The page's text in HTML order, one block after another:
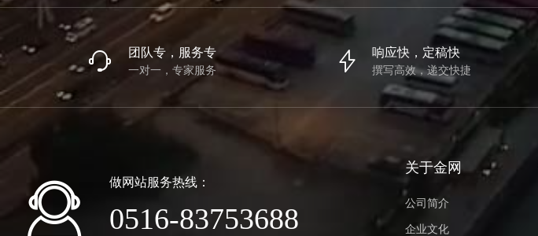
团队专，服务专
一对一，专家服务
响应快，定稿快
撰写高效，递交快捷
做网站服务热线：
0516-83753688
关于金网
公司简介
企业文化